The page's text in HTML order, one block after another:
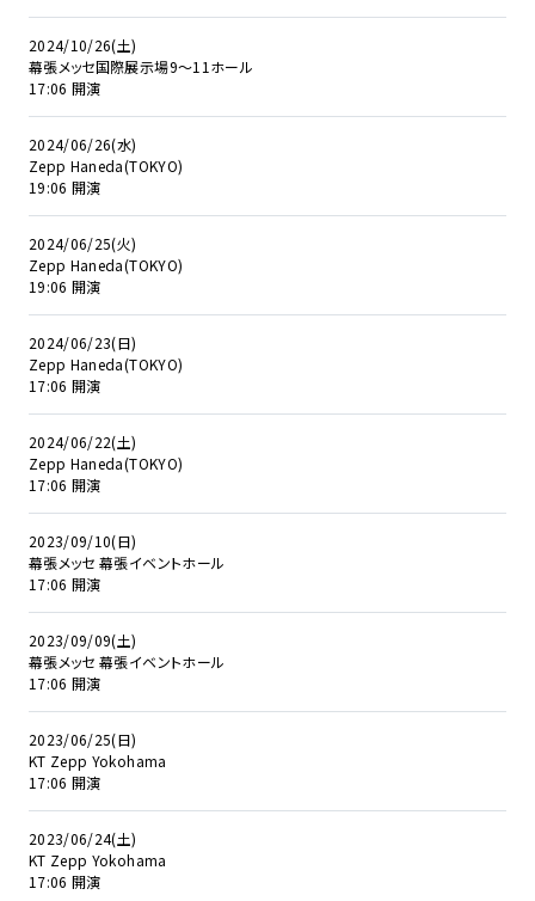
2024/10/26(土)
幕張メッセ国際展示場9～11ホール
17:06 開演
2024/06/26(水)
Zepp Haneda(TOKYO)
19:06 開演
2024/06/25(火)
Zepp Haneda(TOKYO)
19:06 開演
2024/06/23(日)
Zepp Haneda(TOKYO)
17:06 開演
2024/06/22(土)
Zepp Haneda(TOKYO)
17:06 開演
2023/09/10(日)
幕張メッセ 幕張イベントホール
17:06 開演
2023/09/09(土)
幕張メッセ 幕張イベントホール
17:06 開演
2023/06/25(日)
KT Zepp Yokohama
17:06 開演
2023/06/24(土)
KT Zepp Yokohama
17:06 開演